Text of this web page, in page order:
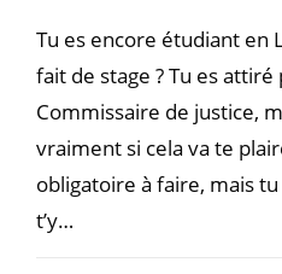
Tu es encore étudiant en
fait de stage ? Tu es
Commissaire de justice,
vraiment si cela va te
obligatoire à faire, mais
t’y…